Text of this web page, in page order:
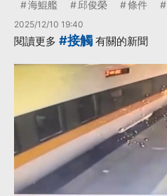
海鯤艦 邱俊榮 條件
2025/12/10 19:40
閱讀更多 #接觸 有關的新聞